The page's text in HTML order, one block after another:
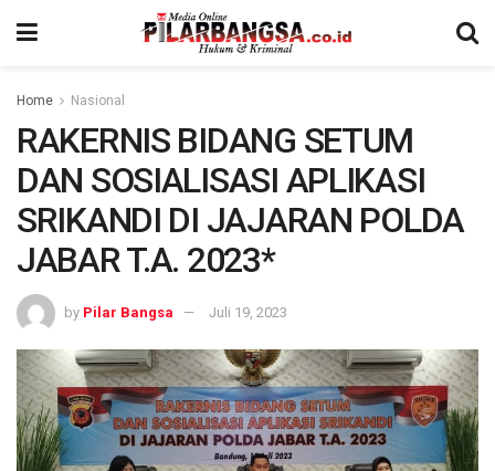
Home Nasional
RAKERNIS BIDANG SETUM
DAN SOSIALISASI APLIKASI
SRIKANDI DI JAJARAN POLDA
JABAR T.A. 2023*
by Pilar Bangsa Juli 19, 2023